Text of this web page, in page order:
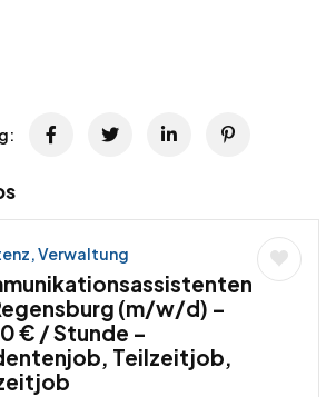
Verwaltung
(m/w/d) –
€ / Stunde –
Teilzeitjob,